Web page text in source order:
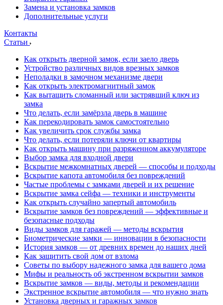
Замена и установка замков
Дополнительные услуги
Контакты
Статьи
Как открыть дверной замок, если заело дверь
Устройство различных видов врезных замков
Неполадки в замочном механизме двери
Как открыть электромагнитный замок
Как вытащить сломанный или застрявший ключ из
замка
Что делать, если замёрзла дверь в машине
Как перекодировать замок самостоятельно
Как увеличить срок службы замка
Что делать, если потеряли ключи от квартиры
Как открыть машину при разряженном аккумуляторе
Выбор замка для входной двери
Вскрытие межкомнатных дверей — способы и подходы
Вскрытие капота автомобиля без повреждений
Частые проблемы с замками дверей и их решение
Вскрытие замка сейфа — техники и инструменты
Как открыть случайно запертый автомобиль
Вскрытие замков без повреждений — эффективные и
безопасные подходы
Виды замков для гаражей — методы вскрытия
Биометрические замки — инновации в безопасности
История замков — от древних времен до наших дней
Как защитить свой дом от взлома
Советы по выбору надежного замка для вашего дома
Мифы и реальность об экстренном вскрытии замков
Вскрытие замков — виды, методы и рекомендации
Экстренное вскрытие автомобиля — что нужно знать
Установка дверных и гаражных замков